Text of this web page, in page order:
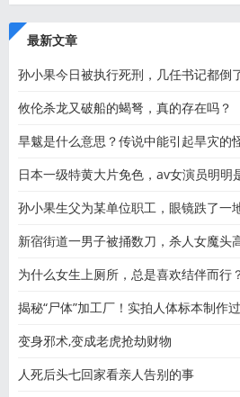
最新文章
孙小果今日被执行死刑，几任书记都倒
攸伦杀龙又破船的蝎弩，真的存在吗？
旱魃是什么意思？传说中能引起旱灾的
日本一级特黄大片免色，av女演员明明
孙小果生父为某单位职工，眼镜跌了一
新宿街道一男子被捅数刀，杀人女魔头
为什么女生上厕所，总是喜欢结伴而行
揭秘“尸体”加工厂！实拍人体标本制作
变身邪术,变成老虎抢劫财物
人死后头七回家看亲人告别的事